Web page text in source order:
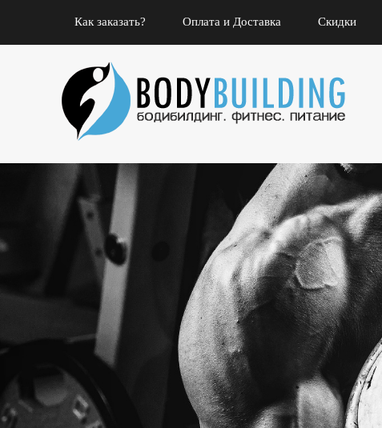
Как заказать? Оплата и Доставка Скидки